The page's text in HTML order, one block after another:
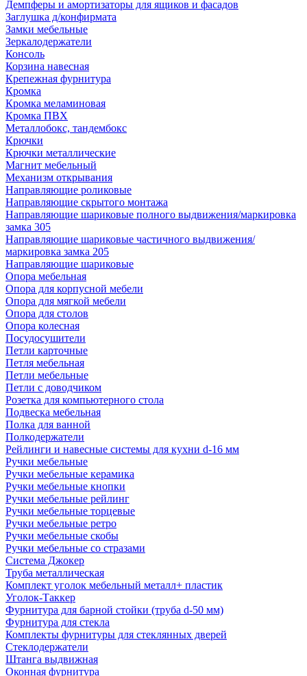
Демпферы и амортизаторы для ящиков и фасадов
Заглушка д/конфирмата
Замки мебельные
Зеркалодержатели
Консоль
Корзина навесная
Крепежная фурнитура
Кромка
Кромка меламиновая
Кромка ПВХ
Металлобокс, тандембокс
Крючки
Крючки металлические
Магнит мебельный
Механизм открывания
Направляющие роликовые
Направляющие скрытого монтажа
Направляющие шариковые полного выдвижения/маркировка
замка 305
Направляющие шариковые частичного выдвижения/
маркировка замка 205
Направляющие шариковые
Опора мебельная
Опора для корпусной мебели
Опора для мягкой мебели
Опора для столов
Опора колесная
Посудосушители
Петли карточные
Петля мебельная
Петли мебельные
Петли с доводчиком
Розетка для компьютерного стола
Подвеска мебельная
Полка для ванной
Полкодержатели
Рейлинги и навесные системы для кухни d-16 мм
Ручки мебельные
Ручки мебельные керамика
Ручки мебельные кнопки
Ручки мебельные рейлинг
Ручки мебельные торцевые
Ручки мебельные ретро
Ручки мебельные скобы
Ручки мебельные со стразами
Система Джокер
Труба металлическая
Комплект уголок мебельный металл+ пластик
Уголок-Таккер
Фурнитура для барной стойки (труба d-50 мм)
Фурнитура для стекла
Комплекты фурнитуры для стеклянных дверей
Стеклодержатели
Штанга выдвижная
Оконная фурнитура